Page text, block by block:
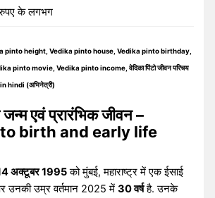
के लगभग
pinto height, Vedika pinto house, Vedika pinto birthday,
pinto movie, Vedika pinto income, वेदिका पिंटो जीवन परिचय
hindi (अभिनेत्री)
जन्म एवं प्रारंभिक जीवन –
birth and early life
अक्टूबर 1995को मुंबई, महाराष्ट्र में एक ईसाई
उनकी उम्र वर्तमान 2025 में30 वर्षहै. उनके